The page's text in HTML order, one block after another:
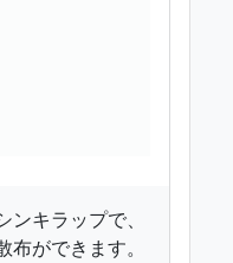
キラップで、
ができます。